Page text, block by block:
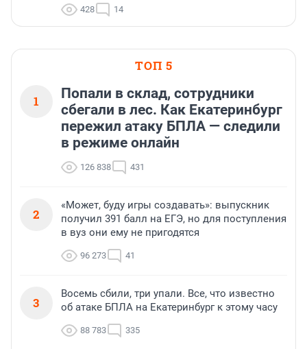
428 14
ТОП 5
1
Попали в склад, сотрудники
сбегали в лес. Как Екатеринбург
пережил атаку БПЛА — следили
в режиме онлайн
126 838 431
2
«Может, буду игры создавать»: выпускник
получил 391 балл на ЕГЭ, но для поступления
в вуз они ему не пригодятся
96 273 41
3
Восемь сбили, три упали. Все, что известно
об атаке БПЛА на Екатеринбург к этому часу
88 783 335